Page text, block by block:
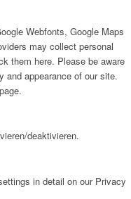
Webfonts, Google Maps
may collect personal
them here. Please be aware
and appearance of our site.
deaktivieren.
in detail on our Privacy